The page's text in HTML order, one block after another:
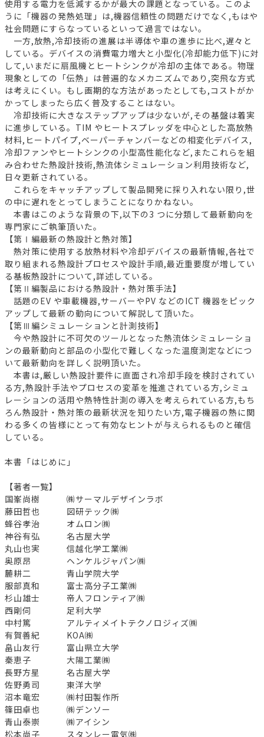
使用する電力を低減するかが最大の課題となっている。このよ
うに「機器の発熱処理」は,機器信頼性の問題だけでなく,もはや
社会問題にすらなっているといって過言ではない。
一方,放熱,冷却技術の進展は半導体や車の進歩に比べ,遅々と
している。デバイスの消費電力増大と小型化(冷却能力低下)に対
して,いまだに扇風機とヒートシンクが冷却の主体である。物理
現象としての「伝熱」は普遍的なメカニズムであり,突飛な方式
は考えにくい。もし画期的な方法があったとしても,コストがか
かってしまったら広く普及することはない。
冷却技術に大きなステップアップは少ないが,その基盤は着実
に進歩している。TIM やヒートスプレッダを中心とした高放熱
材料,ヒートパイプ,ベーパーチャンバーなどの相変化デバイス,
冷却ファンやヒートシンクの小型高性能化など,またこれらを組
み合わせた熱設計技術,熱流体シミュレーション利用技術など,
日々更新されている。
これらをキャッチアップして製品開発に採り入れない限り,世
の中に遅れをとってしまうことになりかねない。
本書はこのような背景の下,以下の3 つに分類して最新動向を
専門家にご執筆頂いた。
【第Ⅰ編最新の熱設計と熱対策】
熱対策に使用する放熱材料や冷却デバイスの最新情報,各社で
取り組まれる熱設計プロセスや設計手順,最近重要度が増してい
る基板熱設計について,詳述している。
【第Ⅱ編製品における熱設計・熱対策手法】
話題のEV や車載機器,サーバーやPV などのICT 機器をピック
アップして最新の動向について解説して頂いた。
【第Ⅲ編シミュレーションと計測技術】
今や熱設計に不可欠のツールとなった熱流体シミュレーショ
ンの最新動向と部品の小型化で難しくなった温度測定などにつ
いて最新動向を詳しく説明頂いた。
本書は,厳しい熱設計要件に直面され冷却手段を検討されてい
る方,熱設計手法やプロセスの変革を推進されている方,シミュ
レーションの活用や熱特性計測の導入を考えられている方,もち
ろん熱設計・熱対策の最新状況を知りたい方,電子機器の熱に関
わる多くの皆様にとって有効なヒントが与えられるものと確信
している。
本書「はじめに」
【著者一覧】
国峯尚樹 ㈱サーマルデザインラボ
藤田哲也 図研テック㈱
蜂谷孝治 オムロン㈱
神谷有弘 名古屋大学
丸山也実 信越化学工業㈱
奥原昂 ヘンケルジャパン㈱
麓耕二 青山学院大学
服部真和 富士高分子工業㈱
杉山雄士 帝人フロンティア㈱
西剛伺 足利大学
中村篤 アルティメイトテクノロジィズ㈱
有賀善紀 KOA㈱
畠山友行 富山県立大学
秦恵子 大陽工業㈱
長野方星 名古屋大学
佐野勇司 東洋大学
沼本竜宏 ㈱村田製作所
篠田卓也 ㈱デンソー
青山泰崇 ㈱アイシン
松本尚子 スタンレー電気㈱